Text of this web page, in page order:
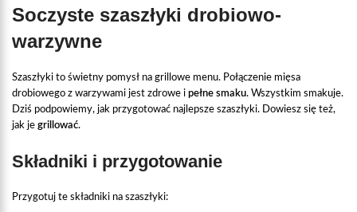
Soczyste szaszłyki drobiowo-
warzywne
Szaszłyki to świetny pomysł na grillowe menu. Połączenie mięsa
drobiowego z warzywami jest zdrowe i pełne smaku. Wszystkim smakuje.
Dziś podpowiemy, jak przygotować najlepsze szaszłyki. Dowiesz się też,
jak je grillować.
Składniki i przygotowanie
Przygotuj te składniki na szaszłyki: